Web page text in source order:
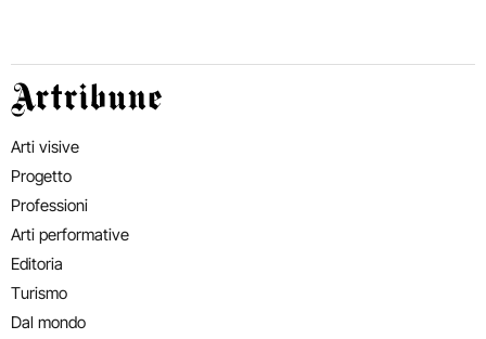
Artribune
Arti visive
Progetto
Professioni
Arti performative
Editoria
Turismo
Dal mondo